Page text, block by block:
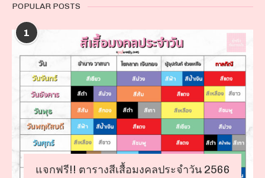
POPULAR POSTS
1
แจกฟรี!! ตารางสีเสื้อมงคลประจำวัน 2566